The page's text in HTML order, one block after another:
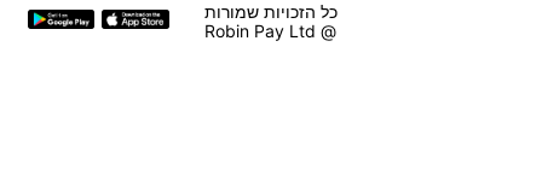
כל הזכויות שמורות
@ Robin Pay Ltd